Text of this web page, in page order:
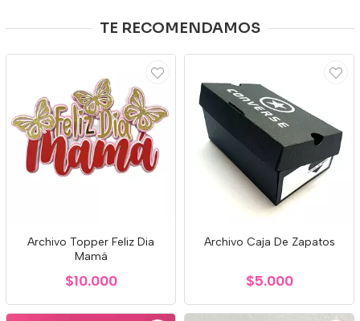
TE RECOMENDAMOS
Archivo Topper Feliz Dia
Mamá
$10.000
Archivo Caja De Zapatos
$5.000